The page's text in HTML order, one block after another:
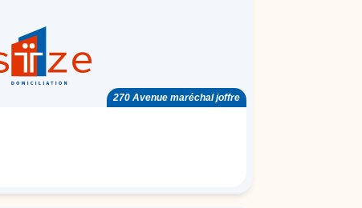
270 Avenue maréchal joffre